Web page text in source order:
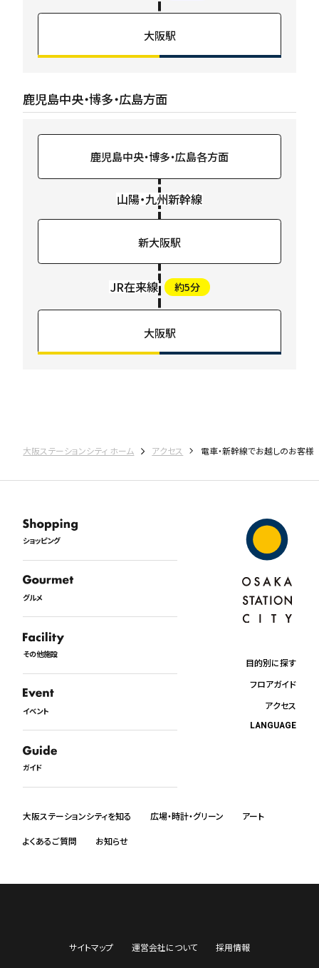
大阪駅
鹿児島中央・博多・広島方面
鹿児島中央・博多・広島各方面
山陽・九州新幹線
新大阪駅
約5分
JR在来線
大阪駅
大阪ステーションシティ ホーム アクセス 電車・新幹線でお越しのお客様
ショッピング
グルメ
その他施設
イベント
ガイド
大阪ステーションシティを知る 広場・時計・グリーン アート
目的別に探す
フロアガイド
アクセス
LANGUAGE
ภาษาไทย
よくあるご質問 お知らせ
サイトマップ 運営会社について 採用情報